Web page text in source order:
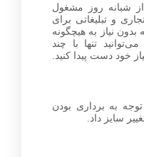
شبانه روز مشغول
و تبلیغاتی برای
نیاز به هیچگونه
تنها با چند
خود دست پیدا کنید.
توجه به برداری بودن
سایز داد.